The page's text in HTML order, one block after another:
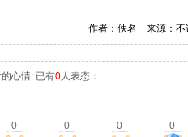
作者：佚名 来源：
心情: 已有0人表态：
0 0 0 0